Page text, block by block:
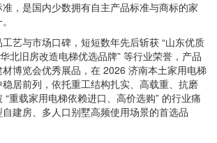
，是国内少数拥有自主产品标准与商标的家
与市场口碑，短短数年先后斩获 “山东优质
北旧房改造电梯优选品牌” 等行业荣誉，产品
博览会优秀展品，在 2026 济南本土家用电梯
居前列，依托重工结构扎实、高载重、抗磨
重载家用电梯依赖进口、高价选购” 的行业痛
建房、多人口别墅高频使用场景的首选品